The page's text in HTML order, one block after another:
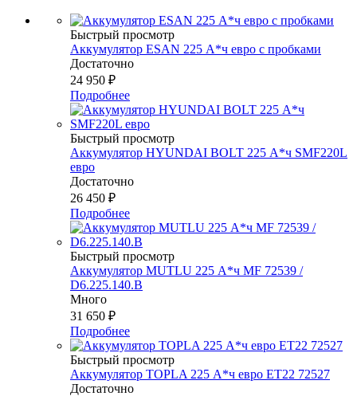
Быстрый просмотр
Аккумулятор ESAN 225 А*ч евро с пробками
Достаточно
24 950 ₽
Подробнее
Быстрый просмотр
Аккумулятор HYUNDAI BOLT 225 А*ч SMF220L
евро
Достаточно
26 450 ₽
Подробнее
Быстрый просмотр
Аккумулятор MUTLU 225 А*ч MF 72539 /
D6.225.140.B
Много
31 650 ₽
Подробнее
Быстрый просмотр
Аккумулятор TOPLA 225 А*ч евро ET22 72527
Достаточно